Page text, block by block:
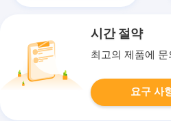
시간 절약
최고의 제품에 문
요구 사